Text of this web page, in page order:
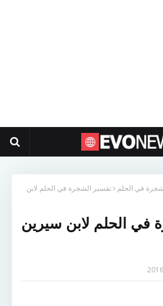
في الحلم
تفسير الشجرة في الحلم لابن
في الحلم لابن سيرين